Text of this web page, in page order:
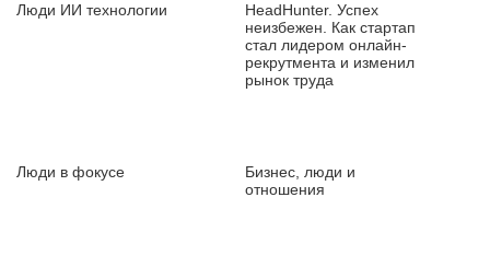
Люди ИИ технологии
HeadHunter. Успех
неизбежен. Как стартап
стал лидером онлайн-
рекрутмента и изменил
рынок труда
Люди в фокусе
Бизнес, люди и
отношения